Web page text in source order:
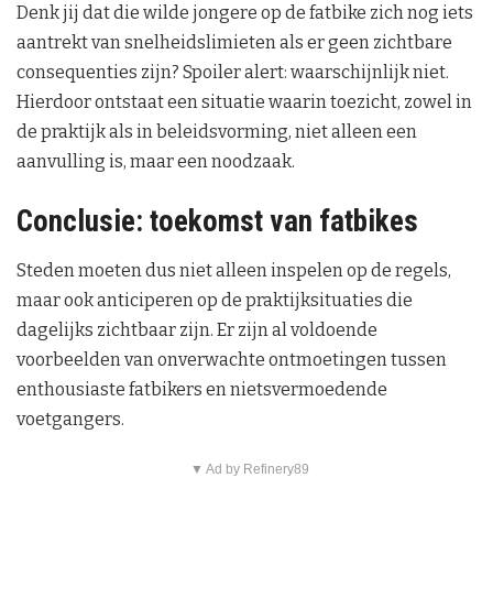
Denk jij dat die wilde jongere op de fatbike zich nog iets
aantrekt van snelheidslimieten als er geen zichtbare
consequenties zijn? Spoiler alert: waarschijnlijk niet.
Hierdoor ontstaat een situatie waarin toezicht, zowel in
de praktijk als in beleidsvorming, niet alleen een
aanvulling is, maar een noodzaak.
Conclusie: toekomst van fatbikes
Steden moeten dus niet alleen inspelen op de regels,
maar ook anticiperen op de praktijksituaties die
dagelijks zichtbaar zijn. Er zijn al voldoende
voorbeelden van onverwachte ontmoetingen tussen
enthousiaste fatbikers en nietsvermoedende
voetgangers.
▼ Ad by Refinery89